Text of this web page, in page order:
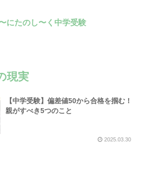
にたのし〜く中学受験
現実
【中学受験】偏差値50から合格を掴む！
親がすべき5つのこと
2025.03.30